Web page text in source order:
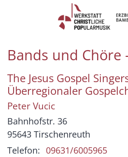
Zum Inhalt springen
Bands und Chöre
The Jesus Gospel
Überregionaler
PeterVucic
Bahnhofstr. 36
95643 Tirschenreuth
Telefon: 09631/6005965